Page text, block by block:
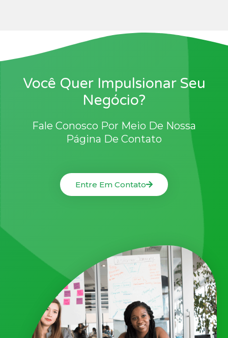
Você Quer Impulsionar Seu
Negócio?
Fale Conosco Por Meio De Nossa
Página De Contato
Entre Em Contato